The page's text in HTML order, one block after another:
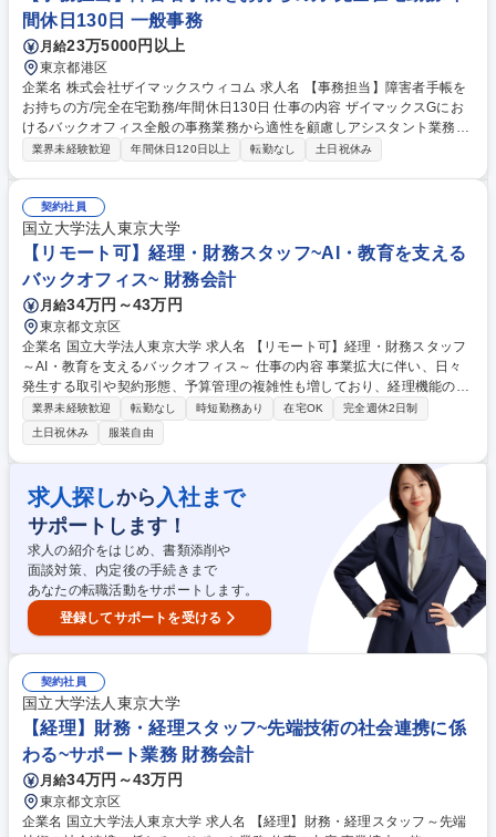
も専門性を深められる/リモート
間休日130日 一般事務
月給23万5000円以上
東京都港区
企業名 株式会社ザイマックスウィコム 求人名 【事務担当】障害者手帳を
お持ちの方/完全在宅勤務/年間休日130日 仕事の内容 ザイマックスGにお
けるバックオフィス全般の事務業務から適性を顧慮しアシスタント業務お
任せします。入社後はオンラインの環境下ですが丁寧に業務を教えますの
・チェック業務 ・書類整理 ・業務サポート など ※スキルやご経験、ご障
害への配慮を考慮して、人事、総務、経理、法務、営業事務などの分野か
ら特定し業務をお任せ致します。 ≪変更の範囲：会社の定める業務≫ 募
集職種 【事務担当】障害者手帳をお持ちの方/完全在宅勤務/年間休日130
日
業界未経験歓迎 年間休日120日以上 転勤なし 土日祝休み
契約社員
国立大学法人東京大学
【リモート可】経理・財務スタッフ~AI・教育を支える
バックオフィス~ 財務会計
月給34万円～43万円
東京都文京区
企業名 国立大学法人東京大学 求人名 【リモート可】経理・財務スタッフ
～AI・教育を支えるバックオフィス～ 仕事の内容 事業拡大に伴い、日々
発生する取引や契約形態、予算管理の複雑性も増しており、経理機能の強
化が急務となっています。国の研究プロジェクト等、一般的な事業会社と
は異なる会計処理や予算管理が求められるます。 ・日次・月次・年次の経
理業務・仕訳入力、伝票処理、請求書管理 ・支払処理、入出金管理・月
次・年次決算業務・税務対応、納税関連業務 ・経費精算対応・会計ソフト
の運用管理・顧問税理士、監査法人など外部専門家との連携・新規事業や
新たな取引発生時の会計処理整理 ・社内メンバーへのヒアリング、取引内
容の整理 ・各種プロジェクトの予算・会計管理サポート 募集職種 【リモ
ート可】経理・財務スタッフ～AI・教育を支えるバックオフィス～
業界未経験歓迎 転勤なし 時短勤務あり 在宅OK
完全週休2日制
土日祝休み
服装自由
求人探しから 入社まで
サポートします！
求人の紹介をはじめ、書類添削や
面談対策、内定後の手続きまで
あなたの転職活動をサポートします。
登録してサポートを受ける
契約社員
国立大学法人東京大学
【経理】財務・経理スタッフ~先端技術の社会連携に係
わる~サポート業務 財務会計
月給34万円～43万円
東京都文京区
企業名 国立大学法人東京大学 求人名 【経理】財務・経理スタッフ～先端